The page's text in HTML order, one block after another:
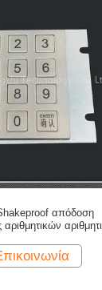
απόδοση